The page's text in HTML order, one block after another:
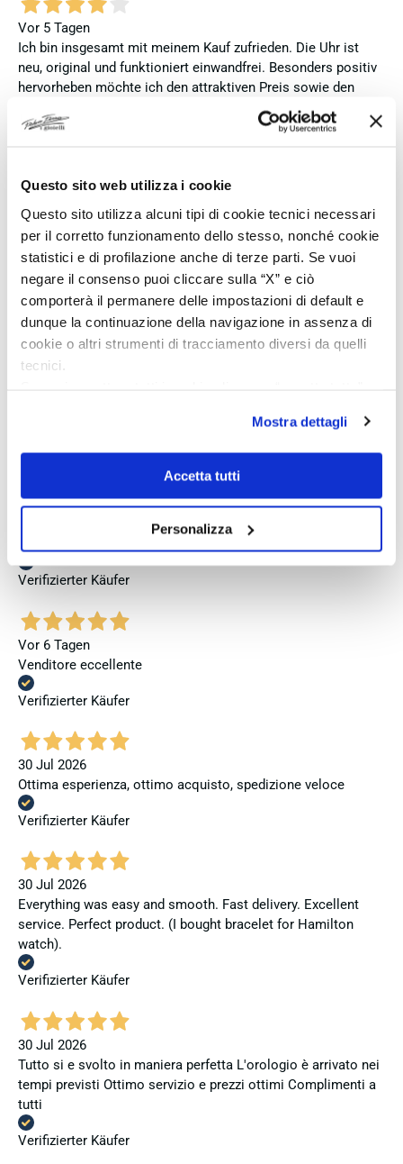
Questo sito web utilizza i cookie
Questo sito utilizza alcuni tipi di cookie tecnici necessari
per il corretto funzionamento dello stesso, nonché cookie
statistici e di profilazione anche di terze parti. Se vuoi
negare il consenso puoi cliccare sulla “X” e ciò
comporterà il permanere delle impostazioni di default e
dunque la continuazione della navigazione in assenza di
cookie o altri strumenti di tracciamento diversi da quelli
tecnici.
Se vuoi saperne di più consulta laprivacy policye la
Mostra dettagli
Accetta tutti
Personalizza
Vor 5 Tagen
Ich bin insgesamt mit meinem Kauf zufrieden. Die Uhr ist
neu, original und funktioniert einwandfrei. Besonders positiv
hervorheben möchte ich den attraktiven Preis sowie den
vollständig ausgefüllten und abgestempelten internationalen
Seiko-Garantieschein. Der Versand war außerdem schnell.
entsprach. Die Uhr kam ohne die üblichen Schutzfolien am
Armband, die Originalverpackung entsprach nicht der
Verpackung, die ich von diesem Modell aus offiziellen
Präsentationen und Videos kenne (andere Box und anderes
Uhrenkissen), und auch die Seiko-Hangtags mit
Modellinformationen fehlten. Die Uhr selbst ist in neuem
Zustand und weist keine Gebrauchsspuren auf. Dennoch
hätte ich bei einer hochwertigen Uhr dieser Preisklasse
erwartet, dass sie mit der vollständigen Originalpräsentation
geliefert wird. Insgesamt empfehle ich den Händler aufgrund
eine vollständige und originale Präsentation gelegt wird.
Verifizierter Käufer
Verifizierter Käufer
Vor 6 Tagen
Venditore eccellente
Verifizierter Käufer
30 Jul 2026
Ottima esperienza, ottimo acquisto, spedizione veloce
Verifizierter Käufer
30 Jul 2026
Everything was easy and smooth. Fast delivery. Excellent
service. Perfect product. (I bought bracelet for Hamilton
watch).
Verifizierter Käufer
30 Jul 2026
Tutto si e svolto in maniera perfetta L'orologio è arrivato nei
tempi previsti Ottimo servizio e prezzi ottimi Complimenti a
tutti
Verifizierter Käufer